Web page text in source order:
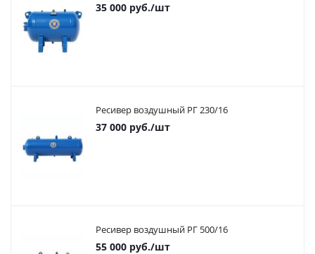
35 000 руб./шт
Ресивер воздушный РГ 230/16
37 000 руб./шт
Ресивер воздушный РГ 500/16
55 000 руб./шт